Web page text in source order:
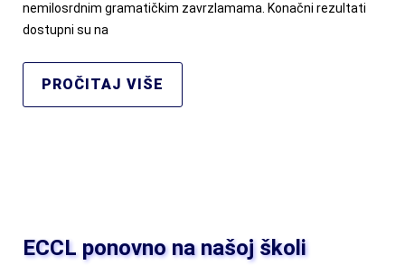
nemilosrdnim gramatičkim zavrzlamama. Konačni rezultati
dostupni su na
PROČITAJ VIŠE
ECCL ponovno na našoj školi